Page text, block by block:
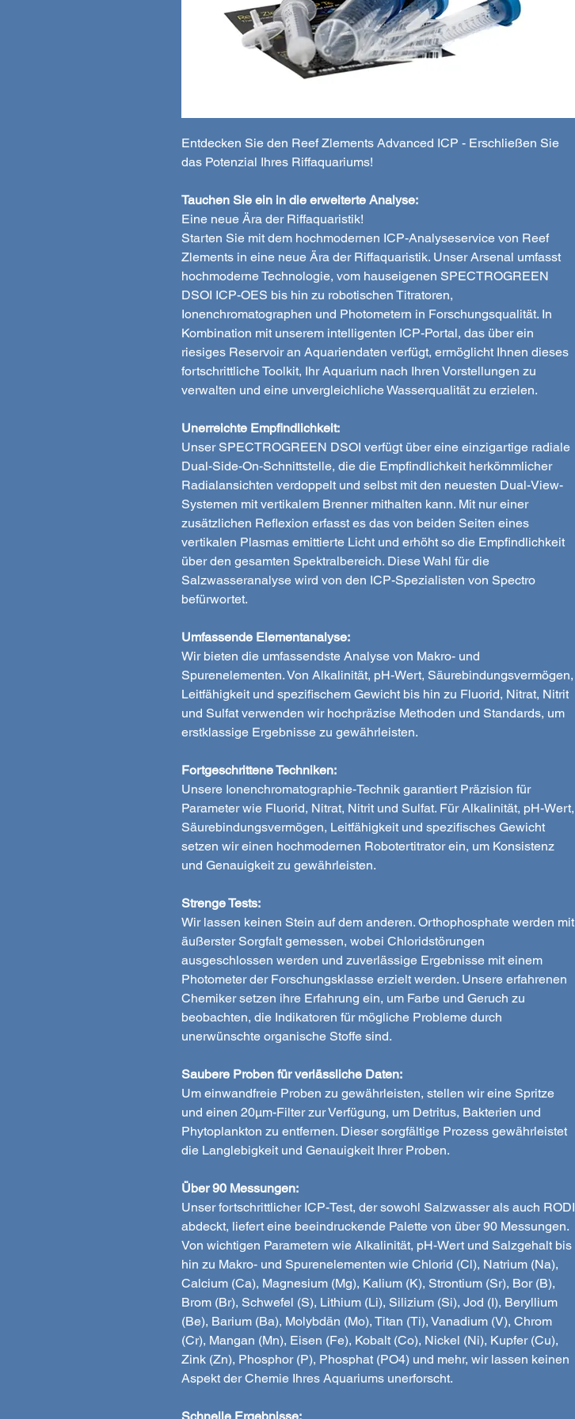
Entdecken Sie den Reef Zlements Advanced ICP - Erschließen Sie
das Potenzial Ihres Riffaquariums!
Tauchen Sie ein in die erweiterte Analyse:
Eine neue Ära der Riffaquaristik!
Starten Sie mit dem hochmodernen ICP-Analyseservice von Reef
Zlements in eine neue Ära der Riffaquaristik. Unser Arsenal umfasst
hochmoderne Technologie, vom hauseigenen SPECTROGREEN
DSOI ICP-OES bis hin zu robotischen Titratoren,
Ionenchromatographen und Photometern in Forschungsqualität. In
Kombination mit unserem intelligenten ICP-Portal, das über ein
riesiges Reservoir an Aquariendaten verfügt, ermöglicht Ihnen dieses
fortschrittliche Toolkit, Ihr Aquarium nach Ihren Vorstellungen zu
verwalten und eine unvergleichliche Wasserqualität zu erzielen.
Unerreichte Empfindlichkeit:
Unser SPECTROGREEN DSOI verfügt über eine einzigartige radiale
Dual-Side-On-Schnittstelle, die die Empfindlichkeit herkömmlicher
Radialansichten verdoppelt und selbst mit den neuesten Dual-View-
Systemen mit vertikalem Brenner mithalten kann. Mit nur einer
zusätzlichen Reflexion erfasst es das von beiden Seiten eines
vertikalen Plasmas emittierte Licht und erhöht so die Empfindlichkeit
über den gesamten Spektralbereich. Diese Wahl für die
Salzwasseranalyse wird von den ICP-Spezialisten von Spectro
befürwortet.
Umfassende Elementanalyse:
Wir bieten die umfassendste Analyse von Makro- und
Spurenelementen. Von Alkalinität, pH-Wert, Säurebindungsvermögen,
Leitfähigkeit und spezifischem Gewicht bis hin zu Fluorid, Nitrat, Nitrit
und Sulfat verwenden wir hochpräzise Methoden und Standards, um
erstklassige Ergebnisse zu gewährleisten.
Fortgeschrittene Techniken:
Unsere Ionenchromatographie-Technik garantiert Präzision für
Parameter wie Fluorid, Nitrat, Nitrit und Sulfat. Für Alkalinität, pH-Wert,
Säurebindungsvermögen, Leitfähigkeit und spezifisches Gewicht
setzen wir einen hochmodernen Robotertitrator ein, um Konsistenz
und Genauigkeit zu gewährleisten.
Strenge Tests:
Wir lassen keinen Stein auf dem anderen. Orthophosphate werden mit
äußerster Sorgfalt gemessen, wobei Chloridstörungen
ausgeschlossen werden und zuverlässige Ergebnisse mit einem
Photometer der Forschungsklasse erzielt werden. Unsere erfahrenen
Chemiker setzen ihre Erfahrung ein, um Farbe und Geruch zu
beobachten, die Indikatoren für mögliche Probleme durch
unerwünschte organische Stoffe sind.
Saubere Proben für verlässliche Daten:
Um einwandfreie Proben zu gewährleisten, stellen wir eine Spritze
und einen 20μm-Filter zur Verfügung, um Detritus, Bakterien und
Phytoplankton zu entfernen. Dieser sorgfältige Prozess gewährleistet
die Langlebigkeit und Genauigkeit Ihrer Proben.
Über 90 Messungen:
Unser fortschrittlicher ICP-Test, der sowohl Salzwasser als auch RODI
abdeckt, liefert eine beeindruckende Palette von über 90 Messungen.
Von wichtigen Parametern wie Alkalinität, pH-Wert und Salzgehalt bis
hin zu Makro- und Spurenelementen wie Chlorid (Cl), Natrium (Na),
Calcium (Ca), Magnesium (Mg), Kalium (K), Strontium (Sr), Bor (B),
Brom (Br), Schwefel (S), Lithium (Li), Silizium (Si), Jod (I), Beryllium
(Be), Barium (Ba), Molybdän (Mo), Titan (Ti), Vanadium (V), Chrom
(Cr), Mangan (Mn), Eisen (Fe), Kobalt (Co), Nickel (Ni), Kupfer (Cu),
Zink (Zn), Phosphor (P), Phosphat (PO4) und mehr, wir lassen keinen
Aspekt der Chemie Ihres Aquariums unerforscht.